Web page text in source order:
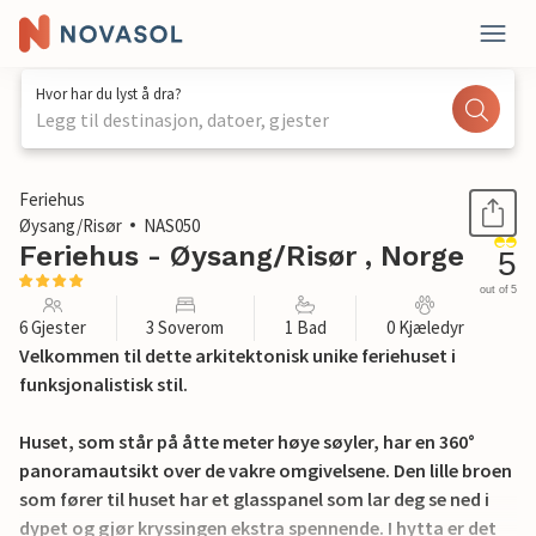
Hvor har du lyst å dra?
Legg til destinasjon, datoer, gjester
1 / 29
Feriehus
Øysang/Risør
NAS050
Feriehus - Øysang/Risør , Norge 5
out of 5
6 Gjester 3 Soverom 1 Bad 0 Kjæledyr
Velkommen til dette arkitektonisk unike feriehuset i
funksjonalistisk stil.
Huset, som står på åtte meter høye søyler, har en 360°
panoramautsikt over de vakre omgivelsene. Den lille broen
som fører til huset har et glasspanel som lar deg se ned i
dypet og gjør kryssingen ekstra spennende. I hytta er det